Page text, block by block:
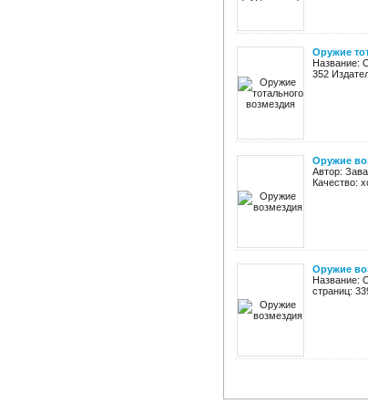
Оружие
Название:
352
Оружие
Автор:
Качество:
Оружие
Название:
страниц: